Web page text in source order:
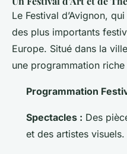
Le Festival d’Avignon,
des plus importants
Europe. Situé dans la
une programmation
Programmation
Spectacles : Des
et des artistes visuels.